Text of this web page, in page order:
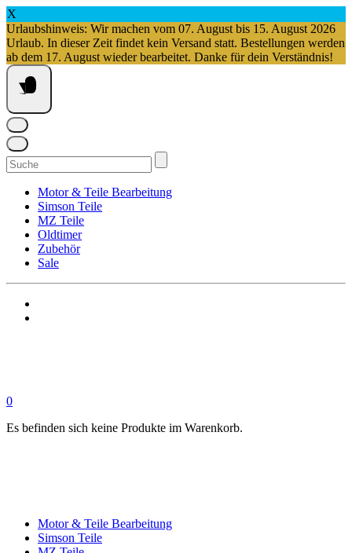
X
Urlaubshinweis: Wir machen vom 07. August bis 15. August 2026
Urlaub. In dieser Zeit findet kein Versand statt. Bestellungen werden
ab dem 17. August wieder bearbeitet. Danke für dein Verständnis!
Springe
zum
Inhalt
Suchen
nach:
Motor & Teile Bearbeitung
Simson Teile
MZ Teile
Oldtimer
Zubehör
Sale
0
Es befinden sich keine Produkte im Warenkorb.
Motor & Teile Bearbeitung
Simson Teile